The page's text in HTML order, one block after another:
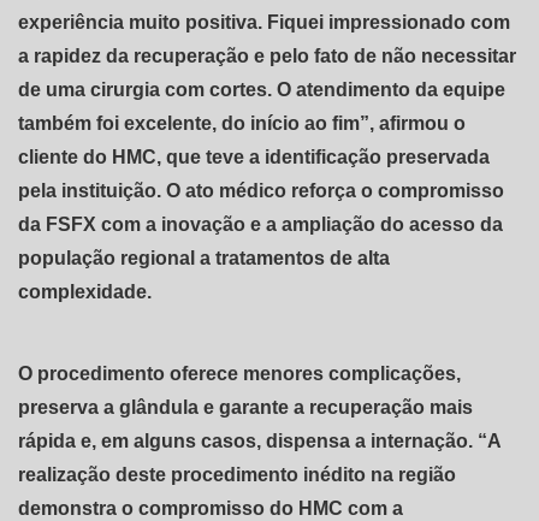
experiência muito positiva. Fiquei impressionado com
a rapidez da recuperação e pelo fato de não necessitar
de uma cirurgia com cortes. O atendimento da equipe
também foi excelente, do início ao fim”, afirmou o
cliente do HMC, que teve a identificação preservada
pela instituição. O ato médico reforça o compromisso
da FSFX com a inovação e a ampliação do acesso da
população regional a tratamentos de alta
complexidade.
O procedimento oferece menores complicações,
preserva a glândula e garante a recuperação mais
rápida e, em alguns casos, dispensa a internação. “A
realização deste procedimento inédito na região
demonstra o compromisso do HMC com a